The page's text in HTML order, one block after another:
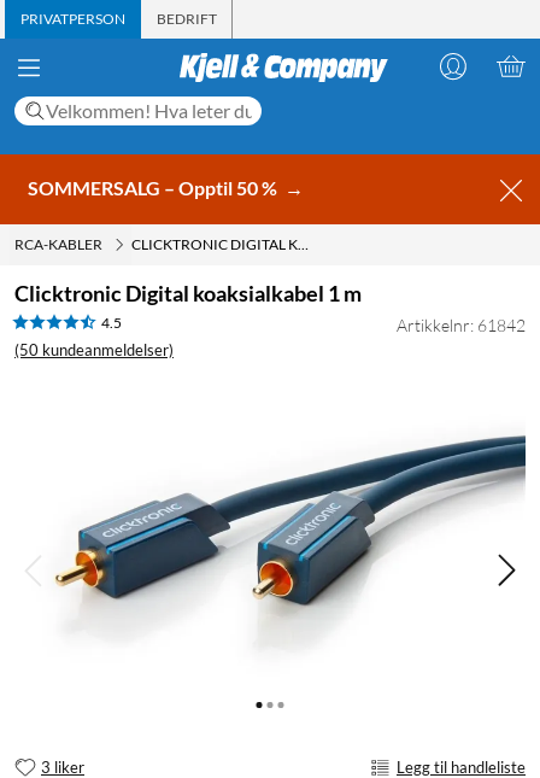
PRIVATPERSON BEDRIFT
SOMMERSALG – Opptil 50 % →
RCA-KABLER CLICKTRONIC DIGITAL KOAKSIALKABEL 1 M
Clicktronic Digital koaksialkabel 1 m
4.5
(50 kundeanmeldelser)
Artikkelnr: 61842
3 liker Legg til handleliste